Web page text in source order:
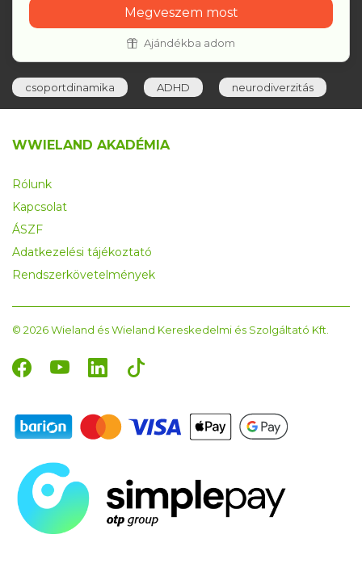
Megveszem most
Ajándékba adom
csoportdinamika ADHD neurodiverzitás
WWIELAND AKADÉMIA
Rólunk
Kapcsolat
ÁSZF
Adatkezelési tájékoztató
Rendszerkövetelmények
© 2026 Wieland és Wieland Kereskedelmi és Szolgáltató Kft.